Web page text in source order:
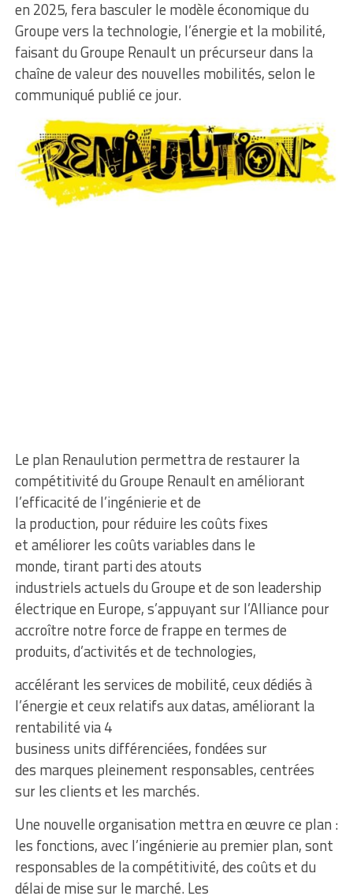
en 2025, fera basculer le modèle économique du
Groupe vers la technologie, l’énergie et la mobilité,
faisant du Groupe Renault un précurseur dans la
chaîne de valeur des nouvelles mobilités, selon le
communiqué publié ce jour.
Le plan Renaulution permettra de restaurer la
compétitivité du Groupe Renault en améliorant
l’efficacité de l’ingénierie et de
la production, pour réduire les coûts fixes
et améliorer les coûts variables dans le
monde, tirant parti des atouts
industriels actuels du Groupe et de son leadership
électrique en Europe, s’appuyant sur l’Alliance pour
accroître notre force de frappe en termes de
produits, d’activités et de technologies,
accélérant les services de mobilité, ceux dédiés à
l’énergie et ceux relatifs aux datas, améliorant la
rentabilité via 4
business units différenciées, fondées sur
des marques pleinement responsables, centrées
sur les clients et les marchés.
Une nouvelle organisation mettra en œuvre ce plan :
les fonctions, avec l’ingénierie au premier plan, sont
responsables de la compétitivité, des coûts et du
délai de mise sur le marché. Les